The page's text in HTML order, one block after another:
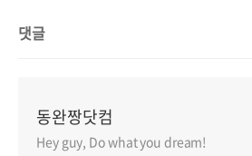
댓글
동완짱닷컴
Hey guy, Do what you dream!